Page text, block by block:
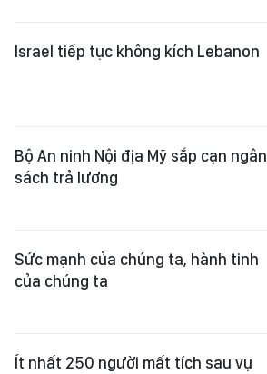
Israel tiếp tục không kích Lebanon
Bộ An ninh Nội địa Mỹ sắp cạn ngân
sách trả lương
Sức mạnh của chúng ta, hành tinh
của chúng ta
Ít nhất 250 người mất tích sau vụ